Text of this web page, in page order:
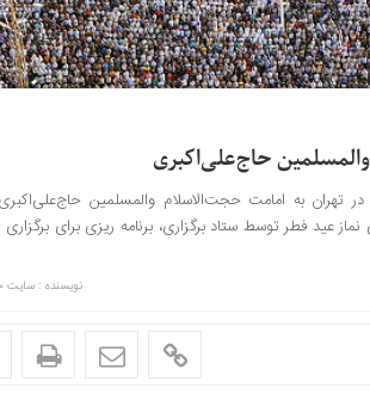
حاج‌علی‌اکبری
تهران به امامت حجت‌الاسلام والمسلمین
عید فطر توسط ستاد برگزاری، برنامه ریزی برای برگزاری
نویسنده : سایت